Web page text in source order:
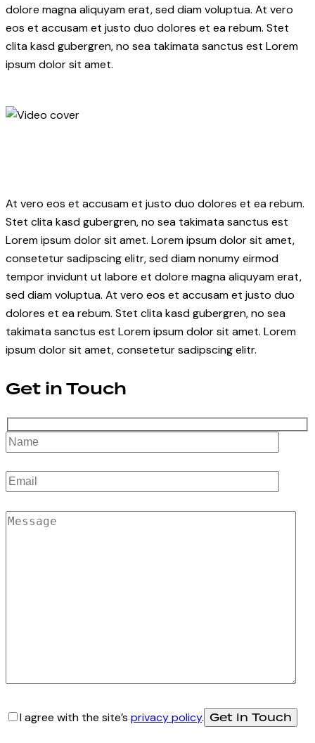
dolore magna aliquyam erat, sed diam voluptua. At vero
eos et accusam et justo duo dolores et ea rebum. Stet
clita kasd gubergren, no sea takimata sanctus est Lorem
ipsum dolor sit amet.
At vero eos et accusam et justo duo dolores et ea rebum.
Stet clita kasd gubergren, no sea takimata sanctus est
Lorem ipsum dolor sit amet. Lorem ipsum dolor sit amet,
consetetur sadipscing elitr, sed diam nonumy eirmod
tempor invidunt ut labore et dolore magna aliquyam erat,
sed diam voluptua. At vero eos et accusam et justo duo
dolores et ea rebum. Stet clita kasd gubergren, no sea
takimata sanctus est Lorem ipsum dolor sit amet. Lorem
ipsum dolor sit amet, consetetur sadipscing elitr.
Get in Touch
I agree with the site’s privacy policy.